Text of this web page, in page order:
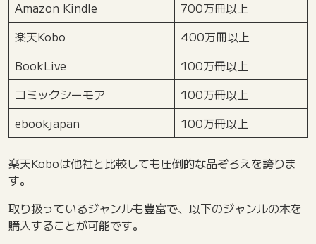
Amazon Kindle
700万冊以上
楽天Kobo
400万冊以上
BookLive
100万冊以上
コミックシーモア
100万冊以上
ebookjapan
100万冊以上
楽天Koboは他社と比較しても圧倒的な品ぞろえを誇りま
す。
取り扱っているジャンルも豊富で、以下のジャンルの本を
購入することが可能です。